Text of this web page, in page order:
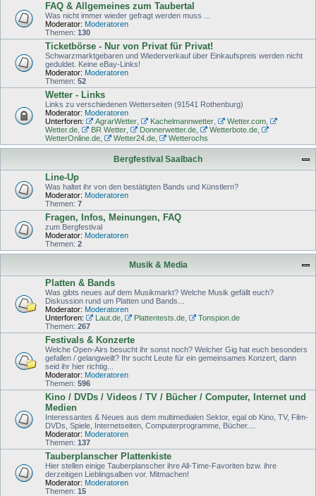
FAQ & Allgemeines zum Taubertal
Was nicht immer wieder gefragt werden muss ...
Moderator: Moderatoren
Themen: 130
Ticketbörse - Nur von Privat für Privat!
Schwarzmarktgebaren und Wiederverkauf über Einkaufspreis werden nicht
geduldet. Keine eBay-Links!
Moderator: Moderatoren
Themen: 52
Wetter - Links
Links zu verschiedenen Wetterseiten (91541 Rothenburg)
Moderator: Moderatoren
Unterforen:
AgrarWetter, Kachelmannwetter, Wetter.com,
Wetter.de
BR Wetter, Donnerwetter.de, Wetterbote.de,
WetterOnline.de
Wetter24.de, Wetterochs
Bergfestival Saalbach
Line-Up
Was haltet ihr von den bestätigten Bands und Künstlern?
Moderator: Moderatoren
Themen: 7
Fragen, Infos, Meinungen, FAQ
zum Bergfestival
Moderator: Moderatoren
Themen: 2
Musik & Media
Platten & Bands
Was gibts neues auf dem Musikmarkt? Welche Musik gefällt euch?
Diskussion rund um Platten und Bands...
Moderator: Moderatoren
Unterforen:
Laut.de, Plattentests.de,
Tonspion.de
Themen: 267
Festivals & Konzerte
Welche Open-Airs besucht ihr sonst noch? Welcher Gig hat euch besonders
gefallen / gelangweilt? Ihr sucht Leute für ein gemeinsames Konzert, dann
seid ihr hier richtig...
Moderator: Moderatoren
Themen: 596
Kino / DVDs / Videos / TV / Bücher / Computer, Internet und
Medien
Interessantes & Neues aus dem multimedialen Sektor, egal ob Kino, TV, Film-
DVDs, Spiele, Internetseiten, Computerprogramme, Bücher....
Moderator: Moderatoren
Themen: 137
Tauberplanscher Plattenkiste
Hier stellen einige Tauberplanscher ihre All-Time-Favoriten bzw. ihre
derzeitigen Lieblingsalben vor. Mitmachen!
Moderator: Moderatoren
Themen: 15